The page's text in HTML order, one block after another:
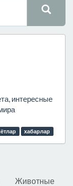
интересные
хабарлар
Животные